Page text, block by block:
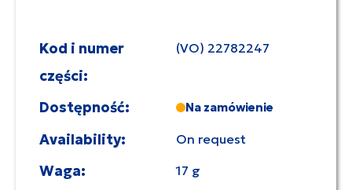
Kod i numer
części:
(VO) 22782247
Dostępność: Na zamówienie
Availability: On request
Waga: 17 g